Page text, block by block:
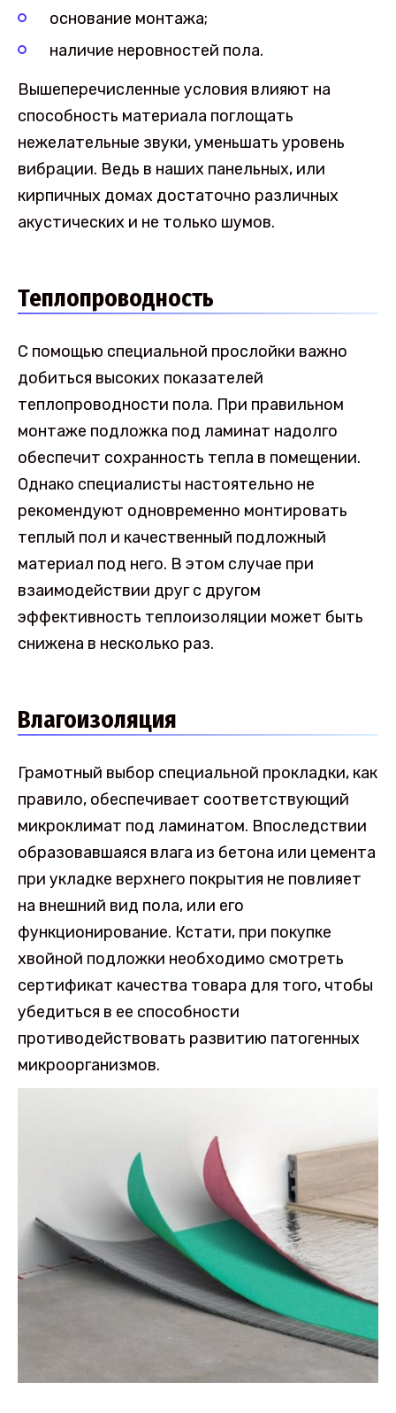
основание монтажа;
наличие неровностей пола.
Вышеперечисленные условия влияют на
способность материала поглощать
нежелательные звуки, уменьшать уровень
вибрации. Ведь в наших панельных, или
кирпичных домах достаточно различных
акустических и не только шумов.
Теплопроводность
С помощью специальной прослойки важно
добиться высоких показателей
теплопроводности пола. При правильном
монтаже подложка под ламинат надолго
обеспечит сохранность тепла в помещении.
Однако специалисты настоятельно не
рекомендуют одновременно монтировать
теплый пол и качественный подложный
материал под него. В этом случае при
взаимодействии друг с другом
эффективность теплоизоляции может быть
снижена в несколько раз.
Влагоизоляция
Грамотный выбор специальной прокладки, как
правило, обеспечивает соответствующий
микроклимат под ламинатом. Впоследствии
образовавшаяся влага из бетона или цемента
при укладке верхнего покрытия не повлияет
на внешний вид пола, или его
функционирование. Кстати, при покупке
хвойной подложки необходимо смотреть
сертификат качества товара для того, чтобы
убедиться в ее способности
противодействовать развитию патогенных
микроорганизмов.